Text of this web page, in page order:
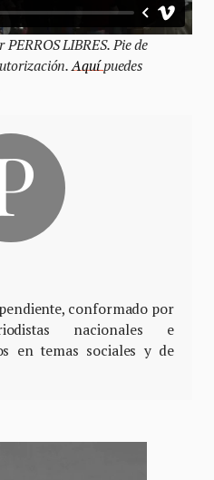
LIBRES. Pie de
Aquípuedes
conformado por
nacionales e
en temas sociales y de